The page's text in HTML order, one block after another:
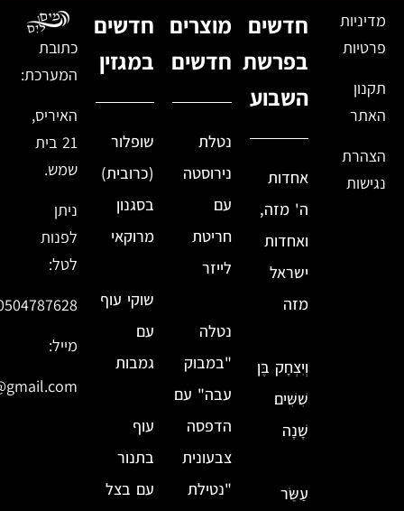
מדיניות
פרטיות
תקנון
האתר
הצהרת
נגישות
חדשים
בפרשת
השבוע
אחדות
ה' מזה,
ואחדות
ישראל
מזה
וְיִצְחָק בֶּן
שִׁשִּׁים
שָׁנָה
עַשֵּׂר
מוצרים
חדשים
נטלת
נירוסטה
עם
חריטת
לייזר
נטלה
"במבוק
עבה" עם
הדפסה
צבעונית
"נטילת
חדשים
במגזין
שופלור
(כרובית)
בסגנון
מרוקאי
שוקי עוף
עם
גמבות
עוף
בתנור
עם בצל
כתובת
המערכת:
האיריס,
21 בית
שמש.
ניתן
לפנות
לטל:
מייל: